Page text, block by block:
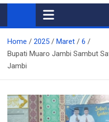
Home 2025 Maret
6
Bupati Muaro Jambi Sambut
Jambi